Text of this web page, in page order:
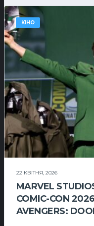
КІНО
22 КВІТНЯ, 2026
MARVEL
COMIC-CON
AVENGERS: